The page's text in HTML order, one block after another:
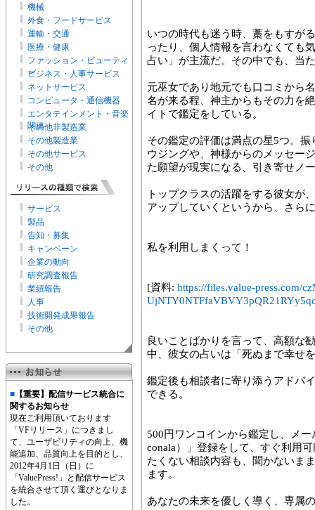
機械
外食・フードサービス
運輸・交通
医療・健康
ファッション・ビューティ
ー
ビジネス・人事サービス
ネットサービス
コンピュータ・通信機器
エンタテインメント・音楽
関連
その他非製造業
その他製造業
その他サービス
その他
サービス
製品
告知・募集
キャンペーン
企業の動向
研究調査報告
業績報告
人事
技術開発成果報告
その他
■ 【重要】配信サービス統合に
関するお知らせ
現在ご利用頂いております
「VFリリース」につきまし
て、ユーザビリティの向上、機
能追加、品質向上を目的とし、
2012年4月1日（日）に
「ValuePress!」と配信サービス
を統合させて頂く運びとなりま
した。
いつの時代も迷う時、藁をもすが
ったり、個人情報を言わなくても
占い」が主流だ。その中でも、当
元巫女であり地元でも口コミから
名が来る程、神主からもその力を
イトで鑑定をしている。
その鑑定の評価は満点の星5つ。
ウジングや、神様からのメッセー
た願望が現実になる、引き寄せノ
トップクラスの活躍をする彼女が
アップしていくというから、さら
私を利用しまくって！
[資料: https://files.value-press.com/
良いことばかりを言って、高額な
中、彼女の占いは「死ぬまで幸せ
鑑定後も相談者に寄り添うアドバ
できる。
500円ワンコインから鑑定し、メ
conala）」登録をして、すぐ利用
たくない相談内容も、聞かないま
ます。
あなたの未来を優しく導く、専属